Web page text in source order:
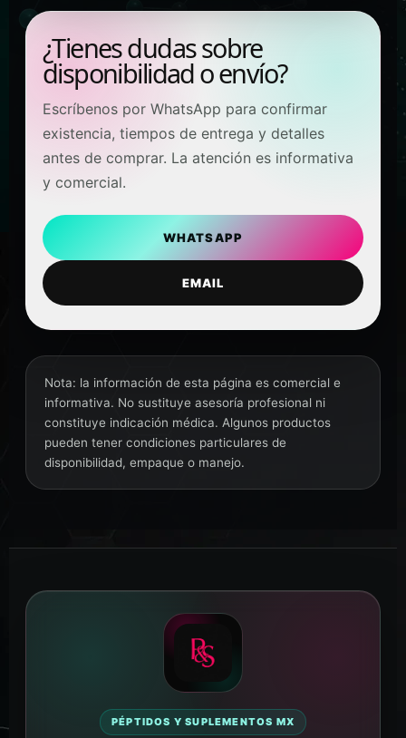
¿Tienes dudas sobre
disponibilidad o envío?
Escríbenos por WhatsApp para confirmar
existencia, tiempos de entrega y detalles
antes de comprar. La atención es informativa
y comercial.
WHATSAPP
EMAIL
Nota: la información de esta página es comercial e
informativa. No sustituye asesoría profesional ni
constituye indicación médica. Algunos productos
pueden tener condiciones particulares de
disponibilidad, empaque o manejo.
PÉPTIDOS Y SUPLEMENTOS MX